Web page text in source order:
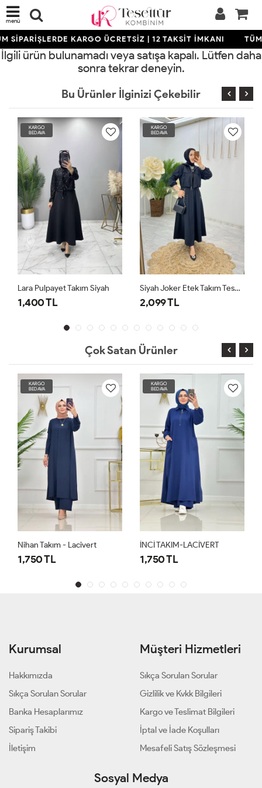
menü
SİPARİŞLERDE KARGO ÜCRETSİZ | 12 TAKSİT İMKANI
İlgili ürün bulunamadı veya satışa kapalı. Lütfen daha
sonra tekrar deneyin.
Bu Ürünler İlginizi Çekebilir
Pulpayet Takım Siyah
TL
Siyah Joker Etek Takım Tesettür Giyim
2,099 TL
Çok Satan Ürünler
KARGO
BEDAVA
Nihan Takım - Lacivert
1,750 TL
KARGO
BEDAVA
İNCİ TAKIM-LACİVERT
1,750 TL
Kurumsal
Hakkımızda
Sıkça Sorulan Sorular
Banka Hesaplarımız
Sipariş Takibi
İletişim
Müşteri Hizmetleri
Sıkça Sorulan Sorular
Gizlilik ve Kvkk Bilgileri
Kargo ve Teslimat Bilgileri
İptal ve İade Koşulları
Mesafeli Satış Sözleşmesi
Sosyal Medya